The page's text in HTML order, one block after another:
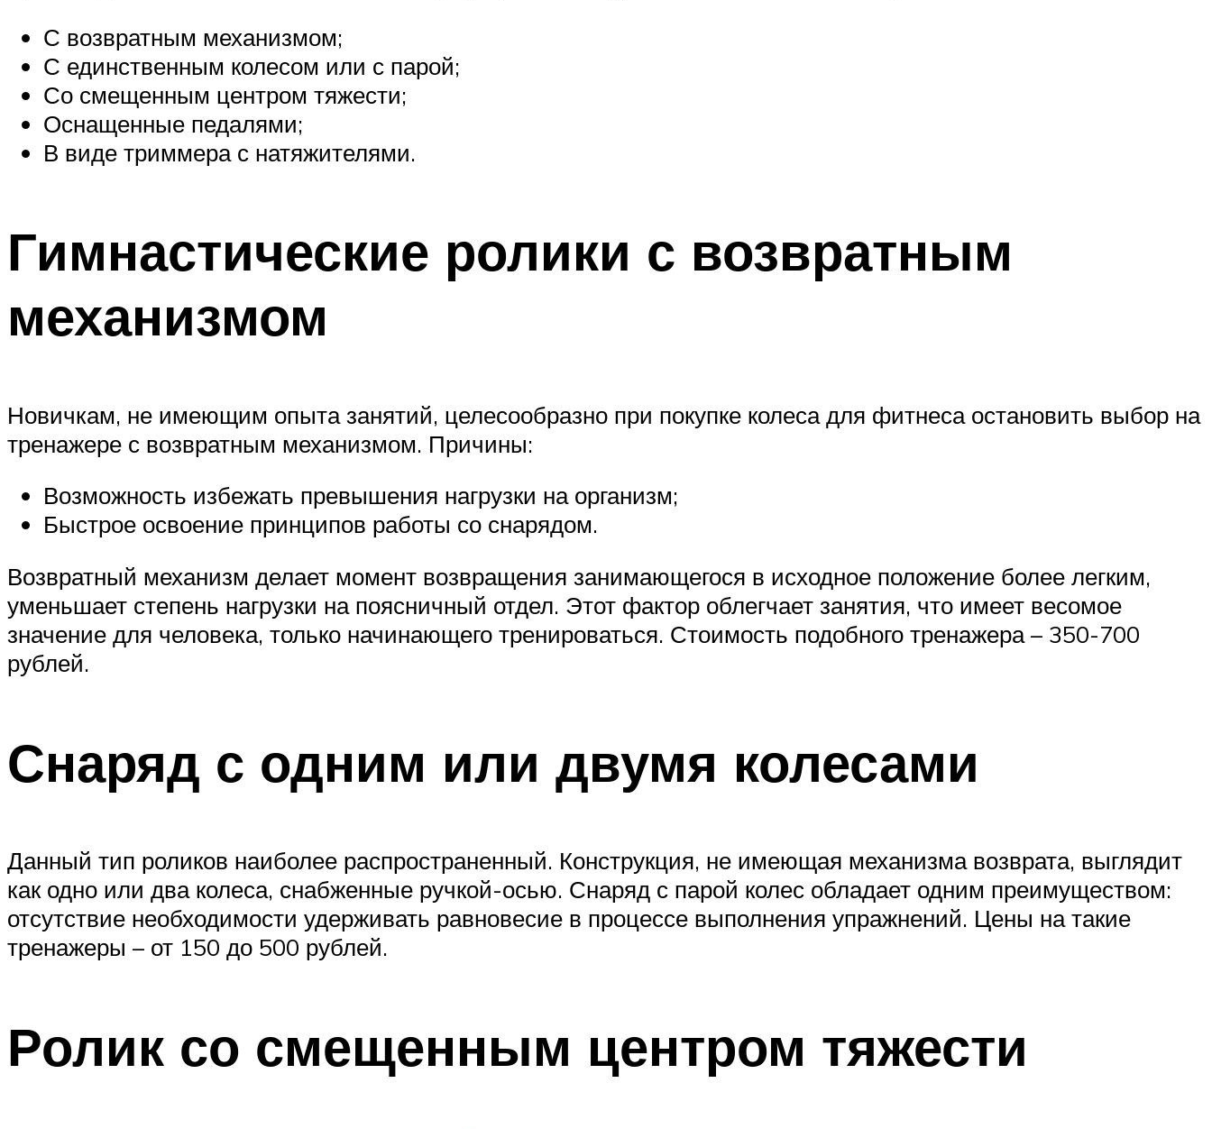
С возвратным механизмом;
С единственным колесом или с парой;
Со смещенным центром тяжести;
Оснащенные педалями;
В виде триммера с натяжителями.
Гимнастические ролики с возвратным
механизмом
Новичкам, не имеющим опыта занятий, целесообразно при покупке колеса для фитнеса остановить выбор на
тренажере с возвратным механизмом. Причины:
Возможность избежать превышения нагрузки на организм;
Быстрое освоение принципов работы со снарядом.
Возвратный механизм делает момент возвращения занимающегося в исходное положение более легким,
уменьшает степень нагрузки на поясничный отдел. Этот фактор облегчает занятия, что имеет весомое
значение для человека, только начинающего тренироваться. Стоимость подобного тренажера – 350-700
рублей.
Снаряд с одним или двумя колесами
Данный тип роликов наиболее распространенный. Конструкция, не имеющая механизма возврата, выглядит
как одно или два колеса, снабженные ручкой-осью. Снаряд с парой колес обладает одним преимуществом:
отсутствие необходимости удерживать равновесие в процессе выполнения упражнений. Цены на такие
тренажеры – от 150 до 500 рублей.
Ролик со смещенным центром тяжести